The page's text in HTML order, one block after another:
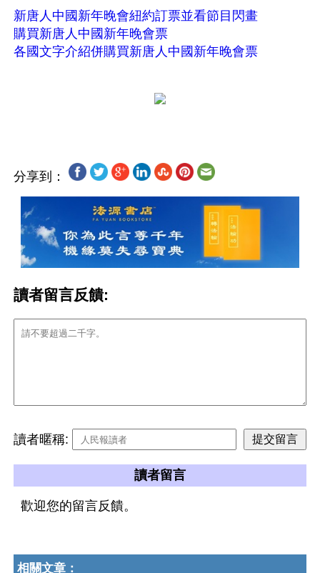
新唐人中國新年晚會紐約訂票並看節目閃畫
購買新唐人中國新年晚會票
各國文字介紹併購買新唐人中國新年晚會票
分享到：
讀者留言反饋:
讀者暱稱:
讀者留言
歡迎您的留言反饋。
相關文章：